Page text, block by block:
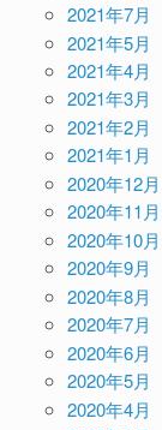
2021年7月
2021年5月
2021年4月
2021年3月
2021年2月
2021年1月
2020年12月
2020年11月
2020年10月
2020年9月
2020年8月
2020年7月
2020年6月
2020年5月
2020年4月